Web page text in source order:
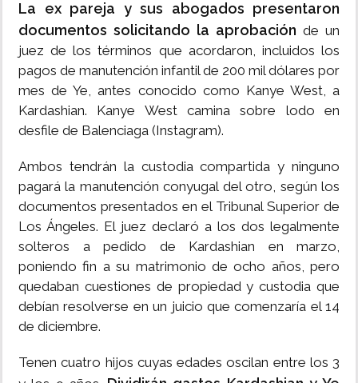
La ex pareja y sus abogados presentaron
documentos solicitando la aprobación de un
juez de los términos que acordaron, incluidos los
pagos de manutención infantil de 200 mil dólares por
mes de Ye, antes conocido como Kanye West, a
Kardashian. Kanye West camina sobre lodo en
desfile de Balenciaga (Instagram).
Ambos tendrán la custodia compartida y ninguno
pagará la manutención conyugal del otro, según los
documentos presentados en el Tribunal Superior de
Los Ángeles. El juez declaró a los dos legalmente
solteros a pedido de Kardashian en marzo,
poniendo fin a su matrimonio de ocho años, pero
quedaban cuestiones de propiedad y custodia que
debían resolverse en un juicio que comenzaría el 14
de diciembre.
Tenen cuatro hijos cuyas edades oscilan entre los 3